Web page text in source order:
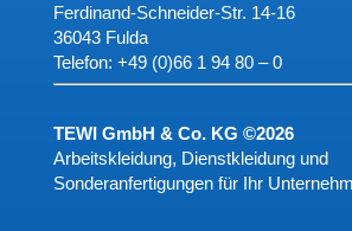
Ferdinand-Schneider-Str. 14-16
36043 Fulda
Telefon: +49 (0)66 1 94 80 – 0
TEWI GmbH & Co. KG ©2026
Arbeitskleidung, Dienstkleidung und
Sonderanfertigungen für Ihr